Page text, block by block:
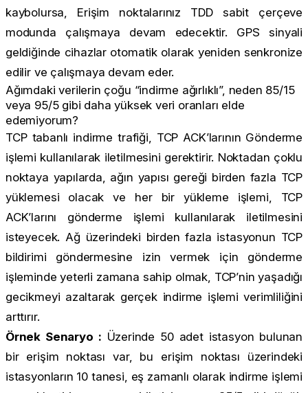
kaybolursa, Erişim noktalarınız TDD sabit çerçeve
modunda çalışmaya devam edecektir. GPS sinyali
geldiğinde cihazlar otomatik olarak yeniden senkronize
edilir ve çalışmaya devam eder.
Ağımdaki verilerin çoğu “indirme ağırlıklı”, neden 85/15
veya 95/5 gibi daha yüksek veri oranları elde
edemiyorum?
TCP tabanlı indirme trafiği, TCP ACK’larının Gönderme
işlemi kullanılarak iletilmesini gerektirir. Noktadan çoklu
noktaya yapılarda, ağın yapısı gereği birden fazla TCP
yüklemesi olacak ve her bir yükleme işlemi, TCP
ACK’larını gönderme işlemi kullanılarak iletilmesini
isteyecek. Ağ üzerindeki birden fazla istasyonun TCP
bildirimi göndermesine izin vermek için gönderme
işleminde yeterli zamana sahip olmak, TCP’nin yaşadığı
gecikmeyi azaltarak gerçek indirme işlemi verimliliğini
arttırır.
Örnek Senaryo : Üzerinde 50 adet istasyon bulunan
bir erişim noktası var, bu erişim noktası üzerindeki
istasyonların 10 tanesi, eş zamanlı olarak indirme işlemi